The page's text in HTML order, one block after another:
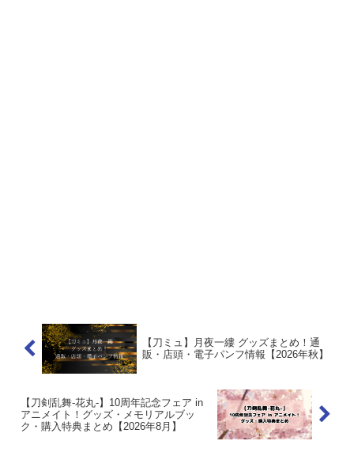
【刀ミュ】月夜一縷 グッズまとめ！通
販・店頭・電子パンフ情報【2026年秋】
【刀剣乱舞-花丸-】10周年記念フェア in
アニメイト！グッズ・メモリアルブッ
ク・購入特典まとめ【2026年8月】